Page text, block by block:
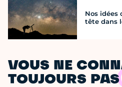
Nos idées
tête dans
VOUS NE
TOUJOURS